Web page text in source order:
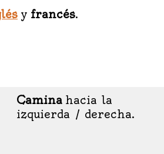
y francés.
Camina hacia la
izquierda / derecha.